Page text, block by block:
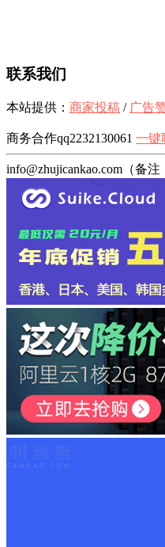
联系我们
本站提供： 商家投稿 / 广告
商务合作qq2232130061 一键
info@zhujicankao.com（备注